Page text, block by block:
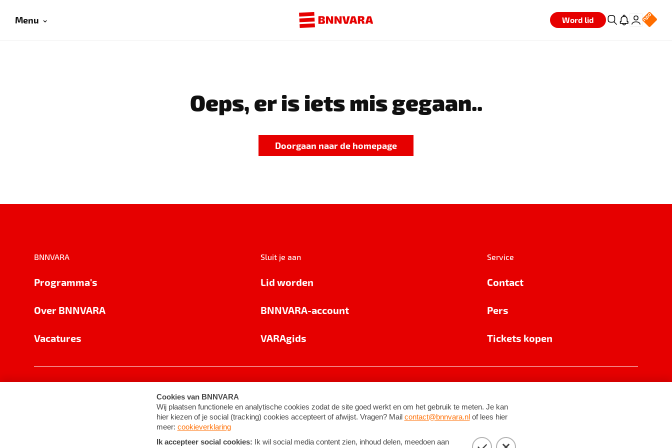
Menu Word lid
Oeps, er is iets mis gegaan..
Doorgaan naar de homepage
BNNVARA
Programma's
Over BNNVARA
Vacatures
Sluit je aan
Lid worden
BNNVARA-account
VARAgids
Service
Contact
Pers
Tickets kopen
Cookie-instellingen Algemene voorwaarden ©2026BNNVARA